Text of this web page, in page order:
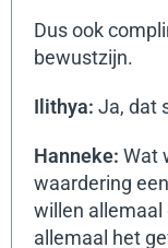
Dus ook
bewustzijn.
Ilithya: Ja, dat
Hanneke: Wat
waardering
willen allemaal
allemaal het